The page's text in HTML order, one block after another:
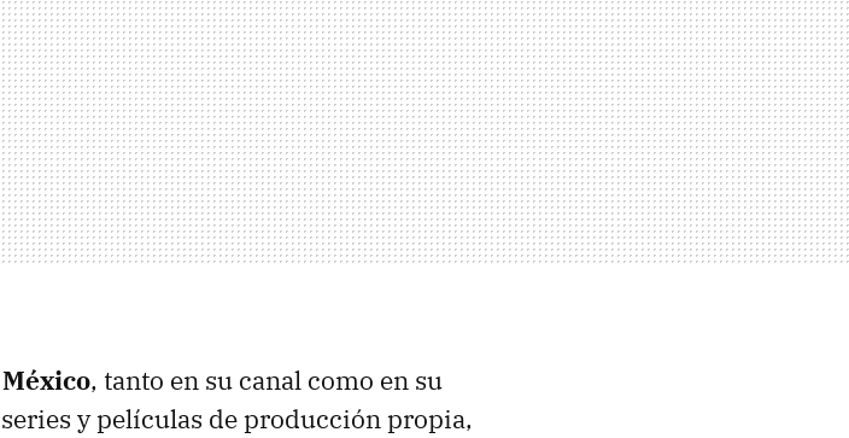
, tanto en su canal como en su
y películas de producción propia,